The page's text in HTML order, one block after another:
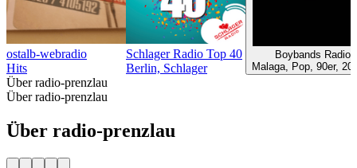
ostalb-webradio
Hits
Schlager Radio Top 40
Berlin, Schlager
Boybands Radio
Malaga, Pop, 90er,
Über radio-prenzlau
Über radio-prenzlau
Über radio-prenzlau